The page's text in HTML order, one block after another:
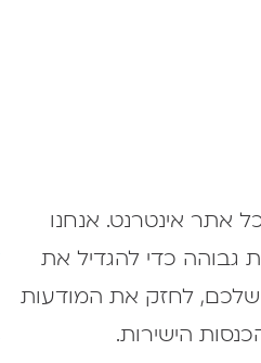
אתר אינטרנט. אנחנו
גבוהה כדי להגדיל את
שלכם, לחזק את המודעות
הישירות.